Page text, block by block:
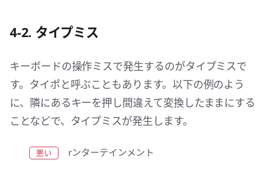
4-2. タイプミス
キーボードの操作ミスで発生するのがタイプミスで
す。タイポと呼ぶこともあります。以下の例のよう
に、隣にあるキーを押し間違えて変換したままにする
ことなどで、タイプミスが発生します。
rンターテインメント